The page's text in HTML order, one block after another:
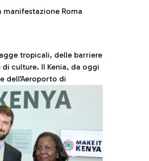
manifestazione Roma
tropicali, delle barriere
culture. Il Kenia, da oggi
dell’Aeroporto di